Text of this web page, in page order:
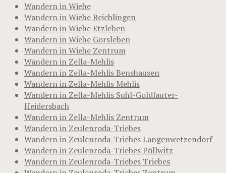
Wandern in Wiehe
Wandern in Wiehe Beichlingen
Wandern in Wiehe Etzleben
Wandern in Wiehe Gorsleben
Wandern in Wiehe Zentrum
Wandern in Zella-Mehlis
Wandern in Zella-Mehlis Benshausen
Wandern in Zella-Mehlis Mehlis
Wandern in Zella-Mehlis Suhl-Goldlauter-
Heidersbach
Wandern in Zella-Mehlis Zentrum
Wandern in Zeulenroda-Triebes
Wandern in Zeulenroda-Triebes Langenwetzendorf
Wandern in Zeulenroda-Triebes Pöllwitz
Wandern in Zeulenroda-Triebes Triebes